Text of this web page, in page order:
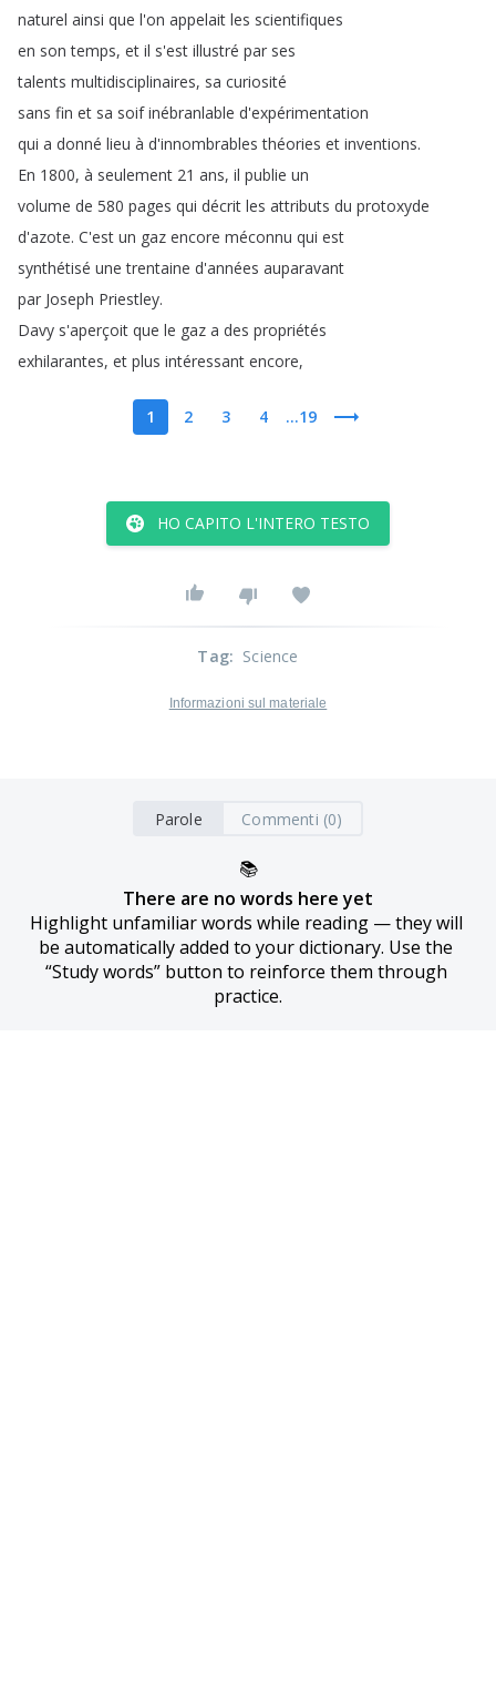
naturel ainsi que l'on appelait les scientifiques
en son temps, et il s'est illustré par ses
talents multidisciplinaires, sa curiosité
sans fin et sa soif inébranlable d'expérimentation
qui a donné lieu à d'innombrables théories et inventions.
En 1800, à seulement 21 ans, il publie un
volume de 580 pages qui décrit les attributs du protoxyde
d'azote. C'est un gaz encore méconnu qui est
synthétisé une trentaine d'années auparavant
par Joseph Priestley.
Davy s'aperçoit que le gaz a des propriétés
exhilarantes, et plus intéressant encore,
1 2 3 4 ...19
HO CAPITO L'INTERO TESTO
Tag: Science
Informazioni sul materiale
Parole Commenti (0)
📚
There are no words here yet
Highlight unfamiliar words while reading — they will
be automatically added to your dictionary. Use the
“Study words” button to reinforce them through
practice.